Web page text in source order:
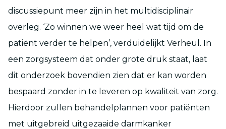
discussiepunt meer zijn in het multidisciplinair
overleg. ‘Zo winnen we weer heel wat tijd om de
patiënt verder te helpen’, verduidelijkt Verheul. In
een zorgsysteem dat onder grote druk staat, laat
dit onderzoek bovendien zien dat er kan worden
bespaard zonder in te leveren op kwaliteit van zorg.
Hierdoor zullen behandelplannen voor patiënten
met uitgebreid uitgezaaide darmkanker